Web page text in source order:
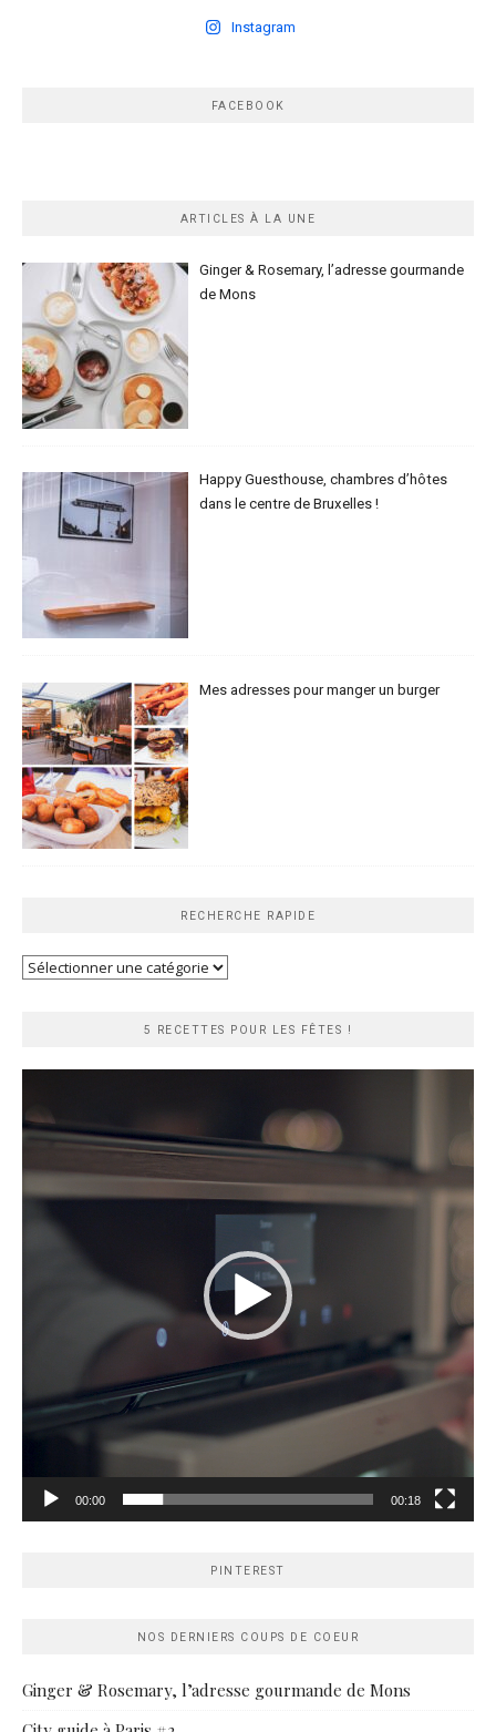
Instagram
FACEBOOK
ARTICLES À LA UNE
Ginger & Rosemary, l’adresse gourmande
de Mons
Happy Guesthouse, chambres d’hôtes
dans le centre de Bruxelles !
Mes adresses pour manger un burger
RECHERCHE RAPIDE
Recherche
5 RECETTES POUR LES FÊTES !
00:00 00:18
PINTEREST
NOS DERNIERS COUPS DE COEUR
Ginger & Rosemary, l’adresse gourmande de Mons